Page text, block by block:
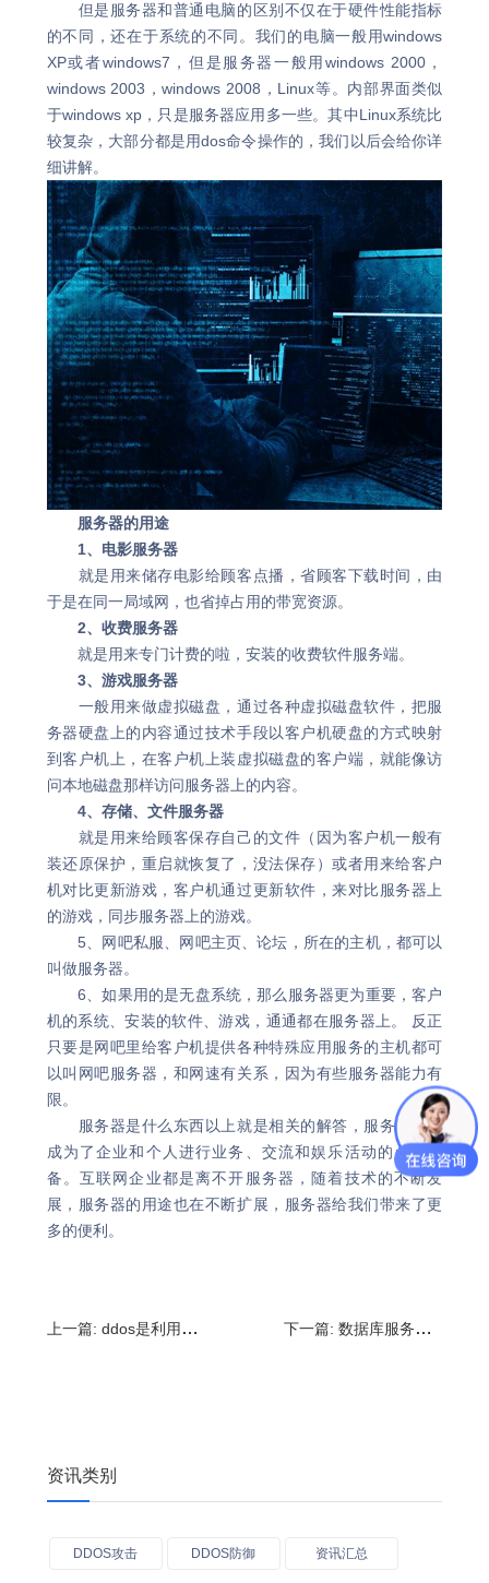
但是服务器和普通电脑的区别不仅在于硬件性能指标
的不同，还在于系统的不同。我们的电脑一般用windows
XP或者windows7，但是服务器一般用windows 2000，
windows 2003，windows 2008，Linux等。内部界面类似
于windows xp，只是服务器应用多一些。其中Linux系统比
较复杂，大部分都是用dos命令操作的，我们以后会给你详
细讲解。
服务器的用途
1、电影服务器
就是用来储存电影给顾客点播，省顾客下载时间，由
于是在同一局域网，也省掉占用的带宽资源。
2、收费服务器
就是用来专门计费的啦，安装的收费软件服务端。
3、游戏服务器
一般用来做虚拟磁盘，通过各种虚拟磁盘软件，把服
务器硬盘上的内容通过技术手段以客户机硬盘的方式映射
到客户机上，在客户机上装虚拟磁盘的客户端，就能像访
问本地磁盘那样访问服务器上的内容。
4、存储、文件服务器
就是用来给顾客保存自己的文件（因为客户机一般有
装还原保护，重启就恢复了，没法保存）或者用来给客户
机对比更新游戏，客户机通过更新软件，来对比服务器上
的游戏，同步服务器上的游戏。
5、网吧私服、网吧主页、论坛，所在的主机，都可以
叫做服务器。
6、如果用的是无盘系统，那么服务器更为重要，客户
机的系统、安装的软件、游戏，通通都在服务器上。 反正
只要是网吧里给客户机提供各种特殊应用服务的主机都可
以叫网吧服务器，和网速有关系，因为有些服务器能力有
限。
服务器是什么东西以上就是相关的解答，服务器已经
成为了企业和个人进行业务、交流和娱乐活动的必备设
备。互联网企业都是离不开服务器，随着技术的不断发
展，服务器的用途也在不断扩展，服务器给我们带来了更
多的便利。
上一篇: ddos是利用什么进行攻击?简述DDOS原理 下一篇:数据库服务器配置要求?服务器主要看哪些参数
资讯类别
DDOS攻击 DDOS防御 资讯汇总